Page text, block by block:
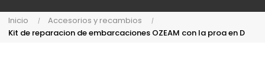
aquí...
Inicio
Accesorios y recambios
Kit de reparacion de embarcaciones OZEAM con la proa en D